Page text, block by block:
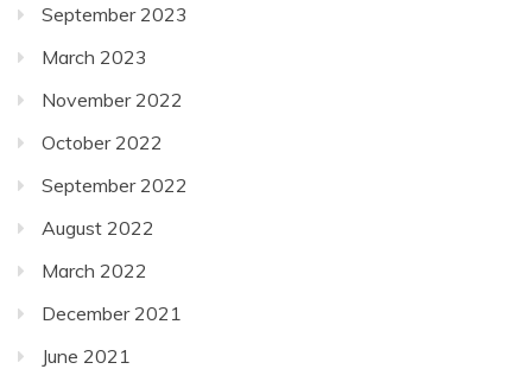
September 2023
March 2023
November 2022
October 2022
September 2022
August 2022
March 2022
December 2021
June 2021